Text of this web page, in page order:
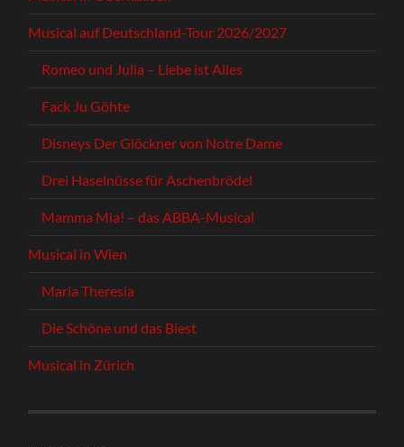
Musical auf Deutschland-Tour 2026/2027
Romeo und Julia – Liebe ist Alles
Fack Ju Göhte
Disneys Der Glöckner von Notre Dame
Drei Haselnüsse für Aschenbrödel
Mamma Mia! – das ABBA-Musical
Musical in Wien
Maria Theresia
Die Schöne und das Biest
Musical in Zürich